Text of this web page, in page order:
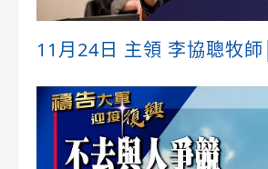
11月24日 主領 李協聰牧